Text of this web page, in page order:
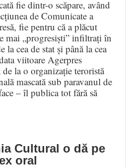
fie dintr-o scăpare, având
de Comunicate a
fie pentru că a plăcut
mai „progresiști” infiltrați în
la cea de stat și până la cea
viitoare Agerpres
la o organizație teroristă
mascată sub paravanul de
– îl publica tot fără să
Cultural o dă pe
oral